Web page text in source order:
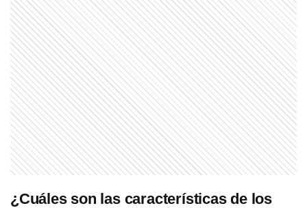
¿Cuáles son las características de los
SABER MAS
¿Por qué los perros dan vueltas antes
de dormir?
MI PAIS
¿Cuándo es el Día de los Abuelos en
Argentina?
El secreto del albatros para volar